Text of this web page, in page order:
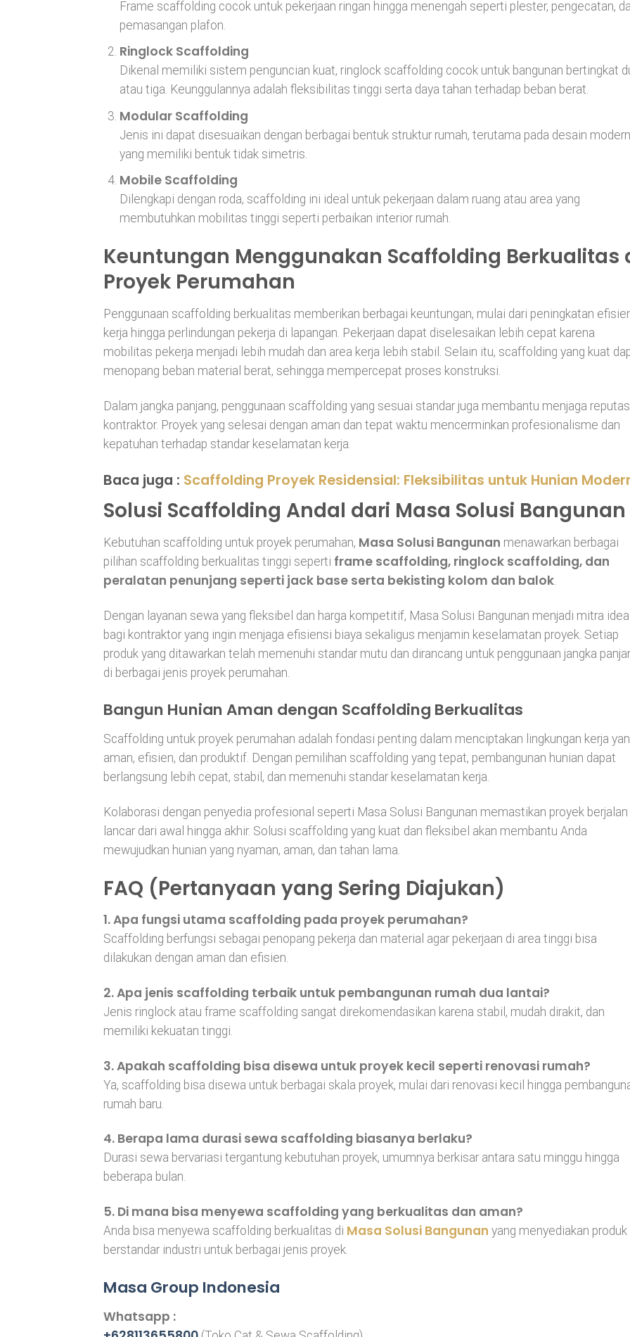
Frame scaffolding cocok untuk pekerjaan ringan hingga menengah seperti plester, pengecatan,
pemasangan plafon.
Ringlock Scaffolding
Dikenal memiliki sistem penguncian kuat, ringlock scaffolding cocok untuk bangunan bertingkat
atau tiga. Keunggulannya adalah fleksibilitas tinggi serta daya tahan terhadap beban berat.
Modular Scaffolding
Jenis ini dapat disesuaikan dengan berbagai bentuk struktur rumah, terutama pada desain modern
yang memiliki bentuk tidak simetris.
Mobile Scaffolding
Dilengkapi dengan roda, scaffolding ini ideal untuk pekerjaan dalam ruang atau area yang
membutuhkan mobilitas tinggi seperti perbaikan interior rumah.
Keuntungan Menggunakan Scaffolding Berkualitas
Proyek Perumahan
Penggunaan scaffolding berkualitas memberikan berbagai keuntungan, mulai dari peningkatan
kerja hingga perlindungan pekerja di lapangan. Pekerjaan dapat diselesaikan lebih cepat karena
mobilitas pekerja menjadi lebih mudah dan area kerja lebih stabil. Selain itu, scaffolding yang kuat
menopang beban material berat, sehingga mempercepat proses konstruksi.
Dalam jangka panjang, penggunaan scaffolding yang sesuai standar juga membantu menjaga
kontraktor. Proyek yang selesai dengan aman dan tepat waktu mencerminkan profesionalisme dan
kepatuhan terhadap standar keselamatan kerja.
Baca juga : Scaffolding Proyek Residensial: Fleksibilitas untuk Hunian
Solusi Scaffolding Andal dari Masa Solusi Bangunan
Kebutuhan scaffolding untuk proyek perumahan, Masa Solusi Bangunan menawarkan berbagai
pilihan scaffolding berkualitas tinggi seperti frame scaffolding, ringlock scaffolding, dan
peralatan penunjang seperti jack base serta bekisting kolom dan balok
Dengan layanan sewa yang fleksibel dan harga kompetitif, Masa Solusi Bangunan menjadi mitra
bagi kontraktor yang ingin menjaga efisiensi biaya sekaligus menjamin keselamatan proyek. Setiap
produk yang ditawarkan telah memenuhi standar mutu dan dirancang untuk penggunaan jangka
di berbagai jenis proyek perumahan.
Bangun Hunian Aman dengan Scaffolding Berkualitas
Scaffolding untuk proyek perumahan adalah fondasi penting dalam menciptakan lingkungan kerja
aman, efisien, dan produktif. Dengan pemilihan scaffolding yang tepat, pembangunan hunian dapat
berlangsung lebih cepat, stabil, dan memenuhi standar keselamatan kerja.
Kolaborasi dengan penyedia profesional seperti Masa Solusi Bangunan memastikan proyek berjalan
lancar dari awal hingga akhir. Solusi scaffolding yang kuat dan fleksibel akan membantu Anda
mewujudkan hunian yang nyaman, aman, dan tahan lama.
FAQ (Pertanyaan yang Sering Diajukan)
1. Apa fungsi utama scaffolding pada proyek perumahan?
Scaffolding berfungsi sebagai penopang pekerja dan material agar pekerjaan di area tinggi bisa
dilakukan dengan aman dan efisien.
2. Apa jenis scaffolding terbaik untuk pembangunan rumah dua lantai?
Jenis ringlock atau frame scaffolding sangat direkomendasikan karena stabil, mudah dirakit, dan
memiliki kekuatan tinggi.
3. Apakah scaffolding bisa disewa untuk proyek kecil seperti renovasi rumah?
Ya, scaffolding bisa disewa untuk berbagai skala proyek, mulai dari renovasi kecil hingga
rumah baru.
4. Berapa lama durasi sewa scaffolding biasanya berlaku?
Durasi sewa bervariasi tergantung kebutuhan proyek, umumnya berkisar antara satu minggu hingga
beberapa bulan.
5. Di mana bisa menyewa scaffolding yang berkualitas dan aman?
Anda bisa menyewa scaffolding berkualitas di Masa Solusi Bangunan yang menyediakan produk
berstandar industri untuk berbagai jenis proyek.
Masa Group Indonesia
Whatsapp :